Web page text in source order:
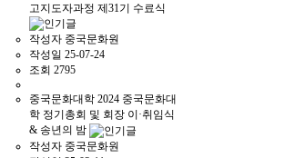
고지도자과정 제31기 수료식
작성자 중국문화원
작성일 25-07-24
조회 2795
중국문화대학 2024 중국문화대
학 정기총회 및 회장 이·취임식
& 송년의 밤
작성자 중국문화원